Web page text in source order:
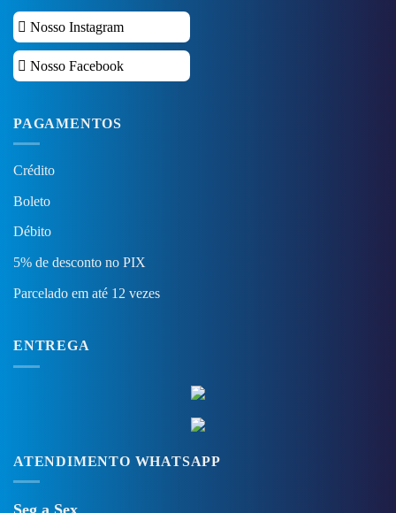
Nosso Instagram
Nosso Facebook
PAGAMENTOS
Crédito
Boleto
Débito
5% de desconto no PIX
Parcelado em até 12 vezes
ENTREGA
ATENDIMENTO WHATSAPP